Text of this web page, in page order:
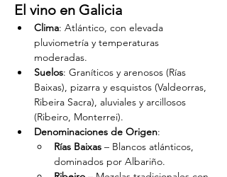
El vino en Galicia
Clima: Atlántico, con elevada
pluviometría y temperaturas
moderadas.
Suelos: Graníticos y arenosos (Rías
Baixas), pizarra y esquistos (Valdeorras,
Ribeira Sacra), aluviales y arcillosos
(Ribeiro, Monterrei).
Denominaciones de Origen:
Rías Baixas – Blancos atlánticos,
dominados por Albariño.